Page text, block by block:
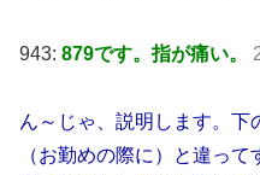
943: 879です。指が痛い。
ん～じゃ、説明します。下
（お勤めの際に）と違っ